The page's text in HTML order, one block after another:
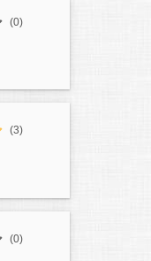
(0)
(3)
(0)